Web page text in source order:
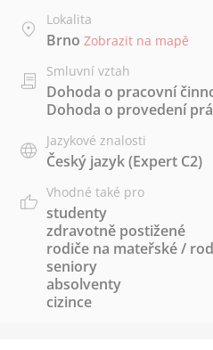
Lokalita
Brno Zobrazit na mapě
Smluvní vztah
Dohoda o pracovní
Dohoda o provedení
Jazykové znalosti
Český jazyk(Expert C2)
Vhodné také pro
studenty
zdravotně postižené
rodiče na mateřské /
seniory
absolventy
cizince